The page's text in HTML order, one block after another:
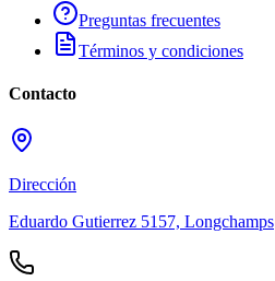
Preguntas frecuentes
Términos y condiciones
Contacto
Dirección
Eduardo Gutierrez 5157, Longchamps